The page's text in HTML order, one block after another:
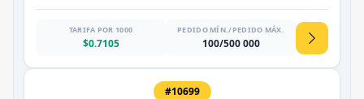
TARIFA POR 1000
$0.7105
PEDIDO MÍN./PEDIDO MÁX.
100/500 000
#10699